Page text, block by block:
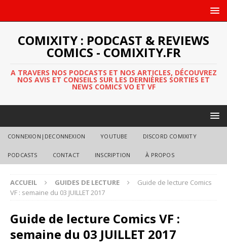
COMIXITY : PODCAST & REVIEWS
COMICS - COMIXITY.FR
A TRAVERS NOS PODCASTS ET NOS ARTICLES, DÉCOUVREZ
NOS AVIS ET CONSEILS SUR LES DERNIÈRES SORTIES ET
NEWS COMICS VO ET VF
CONNEXION|DECONNEXION YOUTUBE DISCORD COMIXITY
PODCASTS CONTACT INSCRIPTION À PROPOS
ACCUEIL GUIDES DE LECTURE
Guide de lecture Comics
VF : semaine du 03 JUILLET 2017
Guide de lecture Comics VF :
semaine du 03 JUILLET 2017